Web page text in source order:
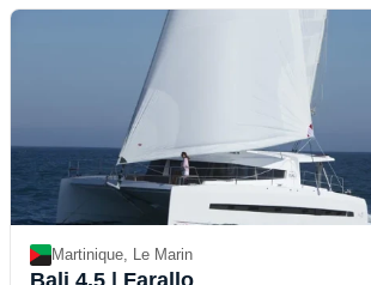
Martinique, Le Marin
Bali 4.5 | Farallo